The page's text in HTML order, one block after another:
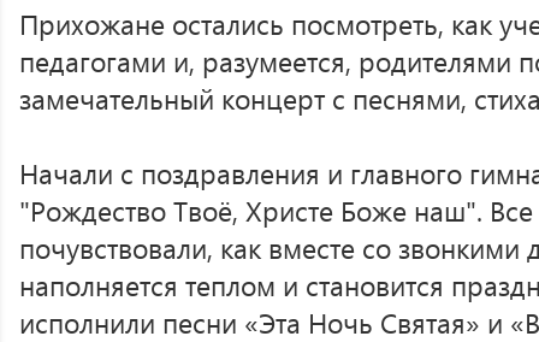
Прихожане остались посмотреть, как
педагогами и, разумеется, родителями
замечательный концерт с песнями,
Начали с поздравления и главного
"Рождество Твоё, Христе Боже наш".
почувствовали, как вместе со
наполняется теплом и становится
исполнили песни «Эта Ночь Святая» и